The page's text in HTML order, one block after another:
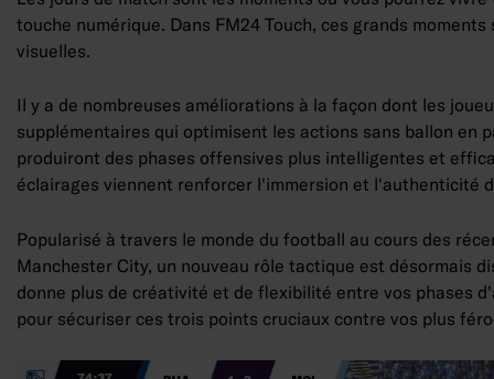
touche numérique. Dans FM24 Touch, ces grands
visuelles.
Il y a de nombreuses améliorations à la façon dont les
supplémentaires qui optimisent les actions sans ballon en
produiront des phases offensives plus intelligentes et
éclairages viennent renforcer l'immersion et l'authenticité
Popularisé à travers le monde du football au cours des
Manchester City, un nouveau rôle tactique est désormais
donne plus de créativité et de flexibilité entre vos phases
pour sécuriser ces trois points cruciaux contre vos plus